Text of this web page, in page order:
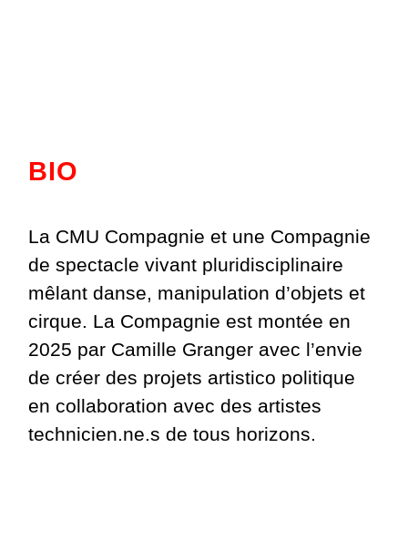
BIO
La CMU Compagnie et une Compagnie
de spectacle vivant pluridisciplinaire
mêlant danse, manipulation d’objets et
cirque. La Compagnie est montée en
2025 par Camille Granger avec l’envie
de créer des projets artistico politique
en collaboration avec des artistes
technicien.ne.s de tous horizons.